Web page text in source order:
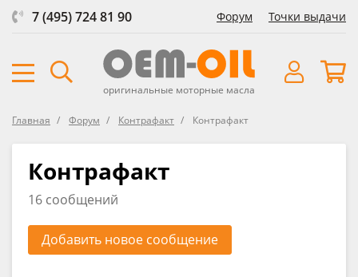
7 (495) 724 81 90 Форум Точки выдачи
оригинальные моторные масла
Главная Форум Контрафакт Контрафакт
Контрафакт
16 сообщений
Добавить новое сообщение